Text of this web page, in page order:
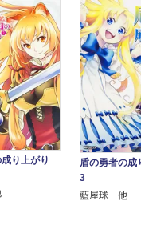
成り上がり
盾の勇者の
3
藍屋球 他